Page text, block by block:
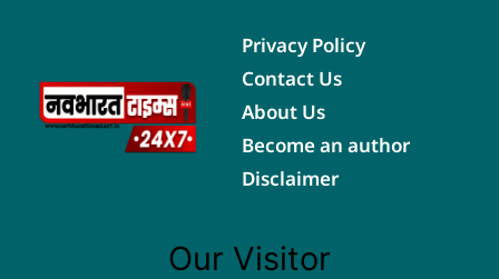
Privacy Policy
Contact Us
About Us
Become an author
Disclaimer
Our Visitor